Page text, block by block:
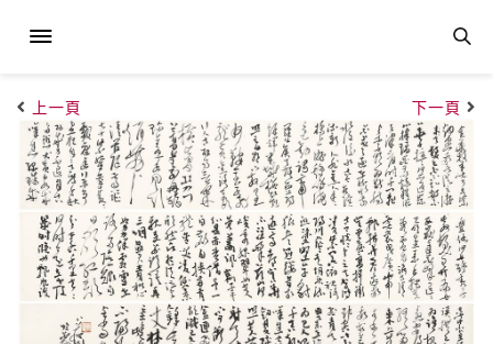
上一頁 下一頁